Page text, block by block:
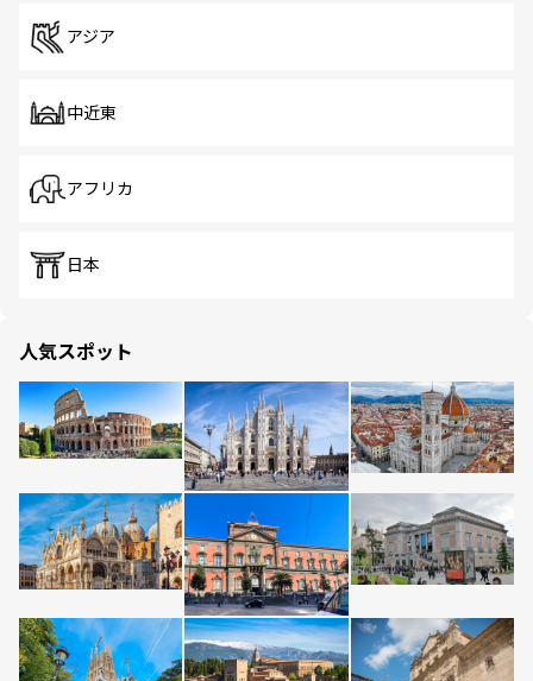
アジア
中近東
アフリカ
日本
人気スポット